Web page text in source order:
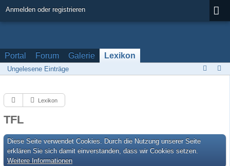
Anmelden oder registrieren
Portal Forum Galerie Lexikon
Ungelesene Einträge
Lexikon
TFL
Diese Seite verwendet Cookies. Durch die Nutzung unserer Seite
erklären Sie sich damit einverstanden, dass wir Cookies setzen.
Weitere Informationen